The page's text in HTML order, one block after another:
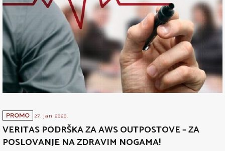
PROMO 27. jan 2020.
VERITAS PODRŠKA ZA AWS OUTPOSTOVE – ZA
POSLOVANJE NA ZDRAVIM NOGAMA!